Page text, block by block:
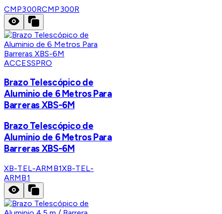
CMP300RCMP300R
ACCESSPRO
Brazo Telescópico de
Aluminio de 6 Metros Para
Barreras XBS-6M
Brazo Telescópico de
Aluminio de 6 Metros Para
Barreras XBS-6M
XB-TEL-ARMB1XB-TEL-
ARMB1